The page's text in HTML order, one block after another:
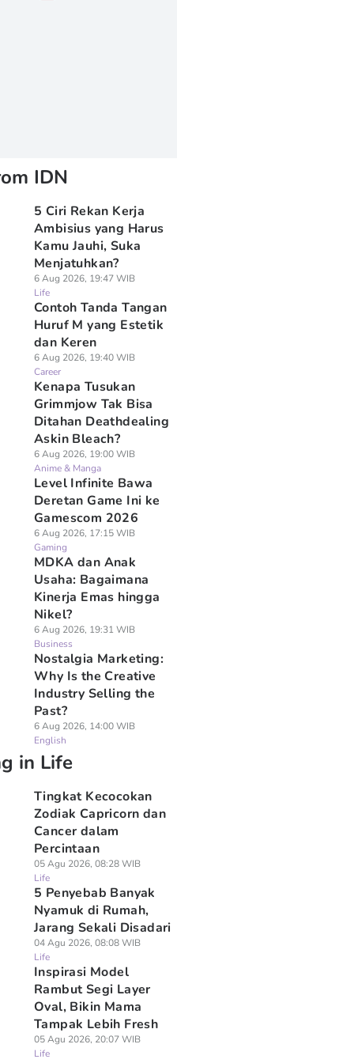
IDN
5 Ciri Rekan Kerja
Ambisius yang Harus
Kamu Jauhi, Suka
Menjatuhkan?
6 Aug 2026, 19:47 WIB
Life
Contoh Tanda Tangan
Huruf M yang Estetik
dan Keren
6 Aug 2026, 19:40 WIB
Career
Kenapa Tusukan
Grimmjow Tak Bisa
Ditahan Deathdealing
Askin Bleach?
6 Aug 2026, 19:00 WIB
Anime & Manga
Level Infinite Bawa
Deretan Game Ini ke
Gamescom 2026
6 Aug 2026, 17:15 WIB
Gaming
MDKA dan Anak
Usaha: Bagaimana
Kinerja Emas hingga
Nikel?
6 Aug 2026, 19:31 WIB
Business
Nostalgia Marketing:
Why Is the Creative
Industry Selling the
Past?
6 Aug 2026, 14:00 WIB
English
in Life
Tingkat Kecocokan
Zodiak Capricorn dan
Cancer dalam
Percintaan
05 Agu 2026, 08:28 WIB
Life
5 Penyebab Banyak
Nyamuk di Rumah,
Jarang Sekali Disadari
04 Agu 2026, 08:08 WIB
Life
Inspirasi Model
Rambut Segi Layer
Oval, Bikin Mama
Tampak Lebih Fresh
05 Agu 2026, 20:07 WIB
Life